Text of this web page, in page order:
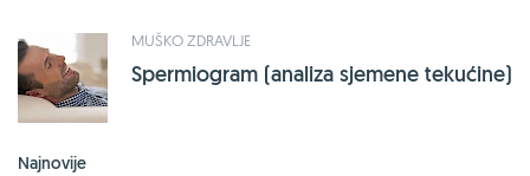
MUŠKO ZDRAVLJE
Spermiogram (analiza sjemene tekućine)
Najnovije